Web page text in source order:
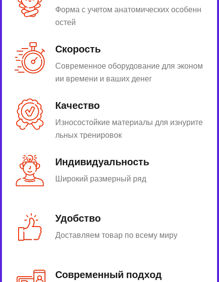
Форма с учетом анатомических особенн
остей
Скорость
Современное оборудование для эконом
ии времени и ваших денег
Качество
Износостойкие материалы для изнурите
льных тренировок
Индивидуальность
Широкий размерный ряд
Удобство
Доставляем товар по всему миру
Современный подход